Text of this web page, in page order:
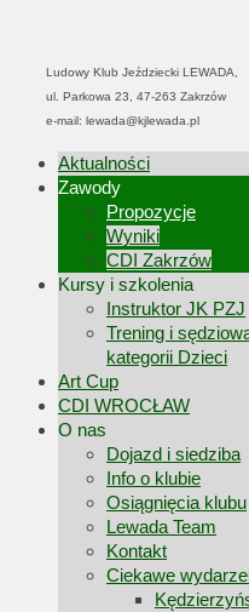
Ludowy Klub Jeździecki LEWADA,
ul. Parkowa 23, 47-263 Zakrzów
e-mail: lewada@kjlewada.pl
Aktualności
Zawody
Propozycje
Wyniki
CDI Zakrzów
Kursy i szkolenia
Instruktor JK PZJ
Trening i
kategorii Dzieci
Art Cup
CDI WROCŁAW
O nas
Dojazd i siedziba
Info o klubie
Osiągnięcia klubu
Lewada Team
Kontakt
Ciekawe